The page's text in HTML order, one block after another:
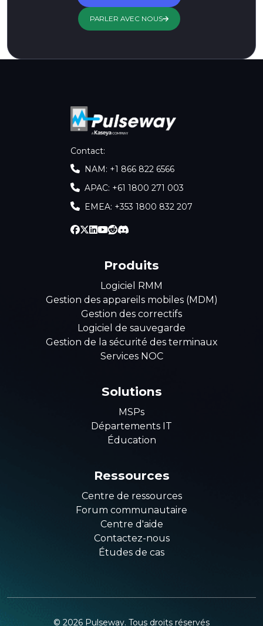
PARLER AVEC NOUS
Contact:
NAM: +1 866 822 6566
APAC: +61 1800 271 003
EMEA: +353 1800 832 207
Produits
Logiciel RMM
Gestion des appareils mobiles (MDM)
Gestion des correctifs
Logiciel de sauvegarde
Gestion de la sécurité des terminaux
Services NOC
Solutions
MSPs
Départements IT
Éducation
Ressources
Centre de ressources
Forum communautaire
Centre d'aide
Contactez-nous
Études de cas
© 2026 Pulseway. Tous droits réservés